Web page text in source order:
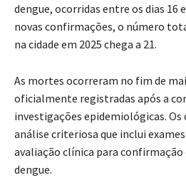
dengue, ocorridas entre os dias 16
novas confirmações, o número
na cidade em 2025 chega a 21.
As mortes ocorreram no fim de
oficialmente registradas após a
investigações epidemiológicas. Os
análise criteriosa que inclui
avaliação clínica para confirmação
dengue.